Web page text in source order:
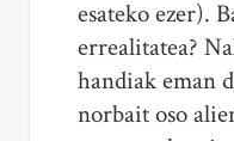
esateko ezer).
errealitatea?
handiak eman
norbait oso